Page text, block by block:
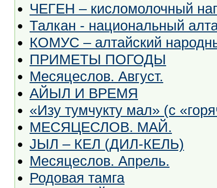
ЧЕГЕН – кисломолочный
Талкан - национальный
КОМУС – алтайский
ПРИМЕТЫ ПОГОДЫ
Месяцеслов. Август.
АЙЫЛ И ВРЕМЯ
«Изу тумчукту мал» (с
МЕСЯЦЕСЛОВ. МАЙ.
JЫЛ – КЕЛ (ДИЛ-КЕЛЬ)
Месяцеслов. Апрель.
Родовая тамга